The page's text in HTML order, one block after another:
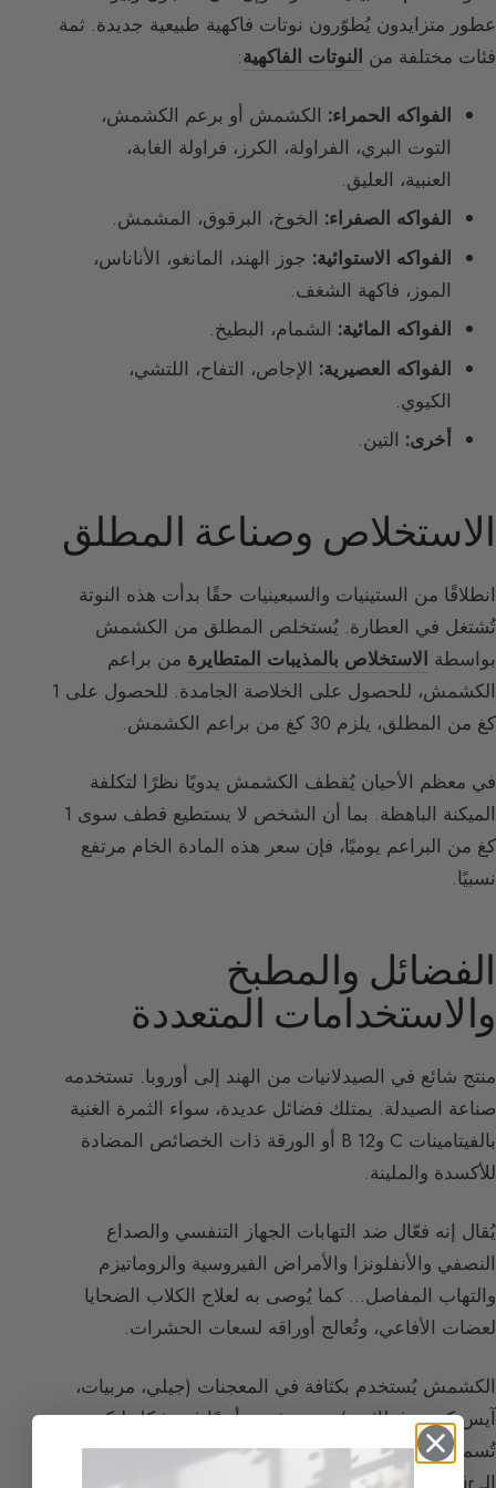
عطور متزايدون يُطوّرون نوتات فاكهية طبيعية جديدة. ثمة
فئات مختلفة من النوتات الفاكهية:
الفواكه الحمراء: الكشمش أو برعم الكشمش،
التوت البري، الفراولة، الكرز، فراولة الغابة،
العنبية، العليق.
الفواكه الصفراء: الخوخ، البرقوق، المشمش.
الفواكه الاستوائية: جوز الهند، المانغو، الأناناس،
الموز، فاكهة الشغف.
الفواكه المائية: الشمام، البطيخ.
الفواكه العصيرية: الإجاص، التفاح، اللتشي،
الكيوي.
أخرى: التين.
الاستخلاص وصناعة المطلق
انطلاقًا من الستينيات والسبعينيات حقًا بدأت هذه النوتة
تُشتغل في العطارة. يُستخلص المطلق من الكشمش
بواسطة الاستخلاص بالمذيبات المتطايرة من براعم
الكشمش، للحصول على الخلاصة الجامدة. للحصول على 1
كغ من المطلق، يلزم 30 كغ من براعم الكشمش.
في معظم الأحيان يُقطف الكشمش يدويًا نظرًا لتكلفة
الميكنة الباهظة. بما أن الشخص لا يستطيع قطف سوى 1
كغ من البراعم يوميًا، فإن سعر هذه المادة الخام مرتفع
نسبيًا.
الفضائل والمطبخ
والاستخدامات المتعددة
منتج شائع في الصيدلانيات من الهند إلى أوروبا. تستخدمه
صناعة الصيدلة. يمتلك فضائل عديدة، سواء الثمرة الغنية
بالفيتامينات C وB 12 أو الورقة ذات الخصائص المضادة
للأكسدة والملينة.
يُقال إنه فعّال ضد التهابات الجهاز التنفسي والصداع
النصفي والأنفلونزا والأمراض الفيروسية والروماتيزم
والتهاب المفاصل… كما يُوصى به لعلاج الكلاب الضحايا
لعضات الأفاعي، وتُعالج أوراقه لسعات الحشرات.
الكشمش يُستخدم بكثافة في المعجنات (جيلي، مربيات،
آيس كريم، فطائر…) وهو مشهور أيضًا في شكل ليكور.
تُسمى أيضًا كريم كاسيس، ظهرت عام 1841 في ديجون في
الـ kir الشهير، وهو مزيج النبيذ والليكور، خلفًا للـ ratafia